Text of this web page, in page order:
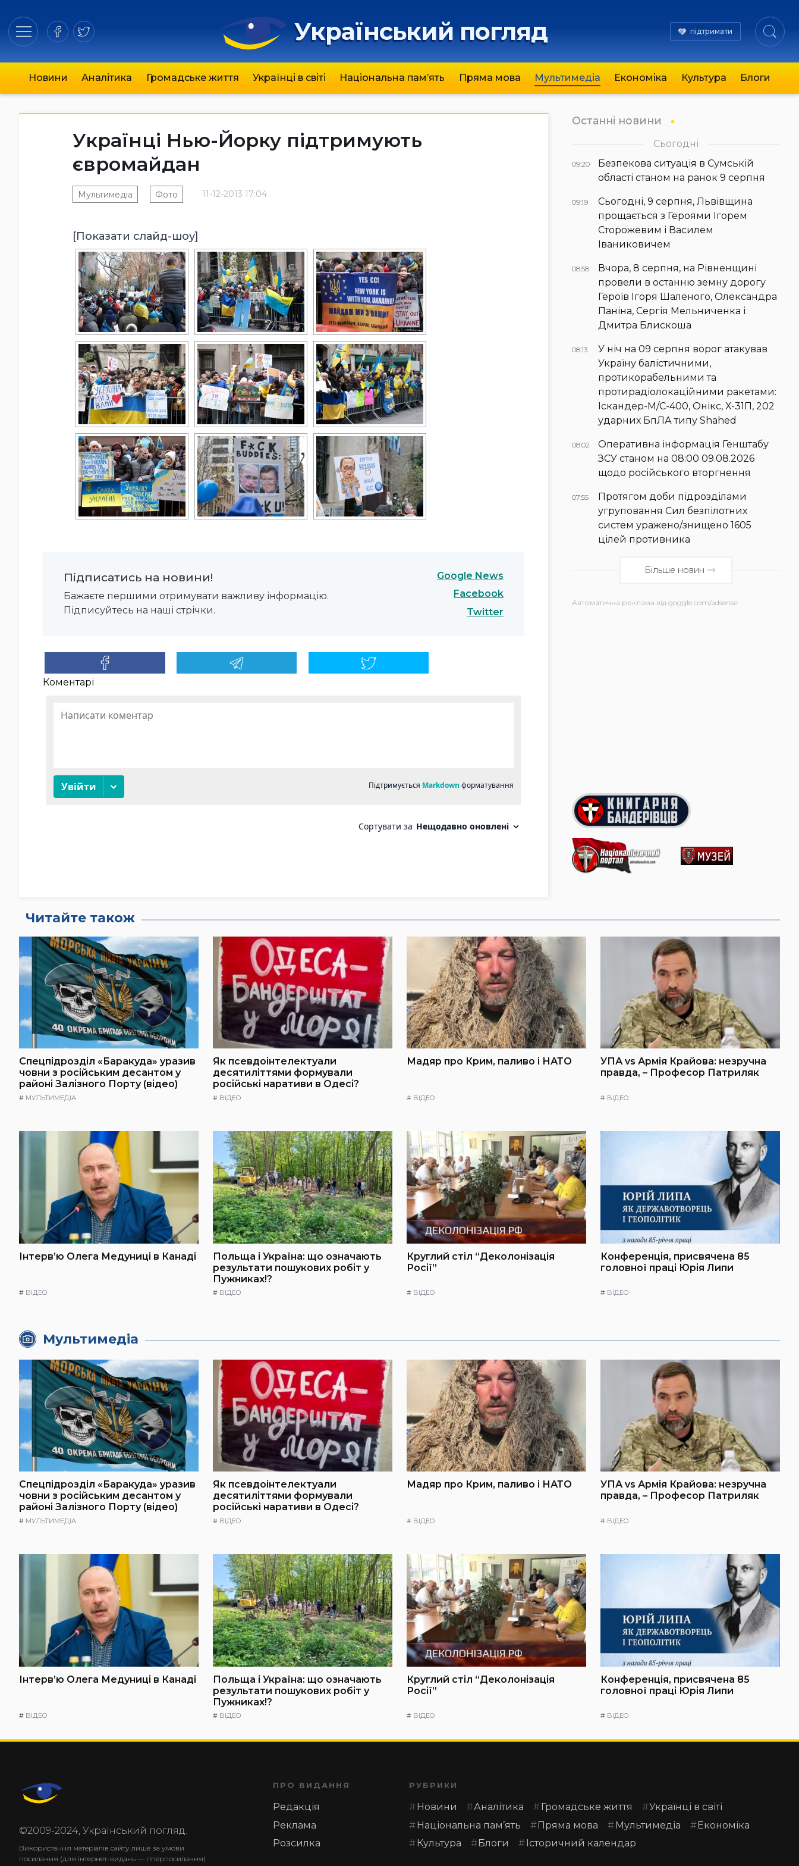
Український погляд підтримати
Новини Аналітика Громадське життя Українці в світі Національна пам’ять Пряма мова Мультимедіа Економіка Культура Блоги
Українці Нью-Йорку підтримують
євромайдан
11-12-2013 17:04
Мультимедіа Фото
[Показати слайд-шоу]
Підписатись на новини!
Бажаєте першими отримувати важливу інформацію.
Підписуйтесь на наші стрічки.
Google News
Facebook
Twitter
Коментарі
Останні новини
Сьогодні
09:20
Безпекова ситуація в Сумській
області станом на ранок 9 серпня
09:19
Сьогодні, 9 серпня, Львівщина
прощається з Героями Ігорем
Сторожевим і Василем
Іваниковичем
08:58
Вчора, 8 серпня, на Рівненщині
провели в останню земну дорогу
Героїв Ігоря Шаленого, Олександра
Паніна, Сергія Мельниченка і
Дмитра Блискоша
08:13
У ніч на 09 серпня ворог атакував
Україну балістичними,
протикорабельними та
протирадіолокаційними ракетами:
Іскандер-М/С-400, Онікс, Х-31П, 202
ударних БпЛА типу Shahed
08:02
Оперативна інформація Генштабу
ЗСУ станом на 08:00 09.08.2026
щодо російського вторгнення
07:55
Протягом доби підрозділами
угруповання Сил безпілотних
систем уражено/знищено 1605
цілей противника
Більше новин
Автоматична реклама від goggle.com/adsense:
Читайте також
Спецпідрозділ «Баракуда» уразив
човни з російським десантом у
районі Залізного Порту (відео)
# МУЛЬТИМЕДІА
Як псевдоінтелектуали
десятиліттями формували
російські наративи в Одесі?
# ВІДЕО
Мадяр про Крим, паливо і НАТО
# ВІДЕО
УПА vs Армія Крайова: незручна
правда, – Професор Патриляк
# ВІДЕО
Інтерв’ю Олега Медуниці в Канаді
# ВІДЕО
Польща і Україна: що означають
результати пошукових робіт у
Пужниках!?
# ВІДЕО
Круглий стіл “Деколонізація
Росії”
# ВІДЕО
Конференція, присвячена 85
головної праці Юрія Липи
# ВІДЕО
Мультимедіа
Спецпідрозділ «Баракуда» уразив
човни з російським десантом у
районі Залізного Порту (відео)
# МУЛЬТИМЕДІА
Як псевдоінтелектуали
десятиліттями формували
російські наративи в Одесі?
# ВІДЕО
Мадяр про Крим, паливо і НАТО
# ВІДЕО
УПА vs Армія Крайова: незручна
правда, – Професор Патриляк
# ВІДЕО
Інтерв’ю Олега Медуниці в Канаді
# ВІДЕО
Польща і Україна: що означають
результати пошукових робіт у
Пужниках!?
# ВІДЕО
Круглий стіл “Деколонізація
Росії”
# ВІДЕО
Конференція, присвячена 85
головної праці Юрія Липи
# ВІДЕО
©2009-2024, Український погляд.
Використання матеріалів сайту лише за умови
посилання (для інтернет-видань — гіперпосилання)
ПРО ВИДАННЯ
Редакція
Реклама
Розсилка
РУБРИКИ
Новини Аналітика Громадське життя
Українці в світі
Національна пам’ять
Пряма мова Мультимедіа
Економіка
Культура
Блоги Історичний календар